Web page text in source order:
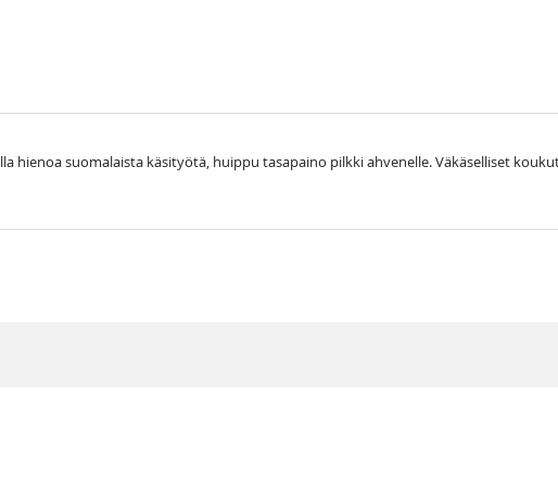
hienoa suomalaista käsityötä, huippu tasapaino pilkki ahvenelle. Väkäselliset